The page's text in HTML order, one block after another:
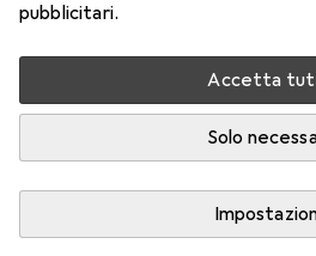
pubblicitari.
Accetta
Solo
Consegna tra ven, 14/8 e mar,
Più di 10 pezzi in stock presso il
Aggiungi al